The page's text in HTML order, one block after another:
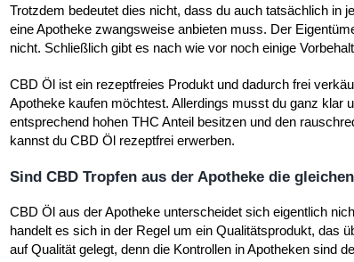
Trotzdem bedeutet dies nicht, dass du auch tatsächlich in
eine Apotheke zwangsweise anbieten muss. Der
nicht. Schließlich gibt es nach wie vor noch einige
CBD Öl ist ein rezeptfreies Produkt und dadurch frei
Apotheke kaufen möchtest. Allerdings musst du ganz klar
entsprechend hohen THC Anteil besitzen und den
kannst du CBD Öl rezeptfrei erwerben.
Sind CBD Tropfen aus der Apotheke die
CBD Öl aus der Apotheke unterscheidet sich eigentlich
handelt es sich in der Regel um ein Qualitätsprodukt, das
auf Qualität gelegt, denn die Kontrollen in Apotheken sind